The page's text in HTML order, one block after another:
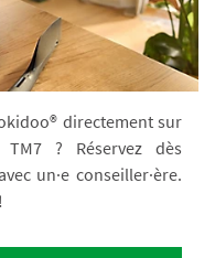
directement sur
? Réservez dès
un·e conseiller·ère.